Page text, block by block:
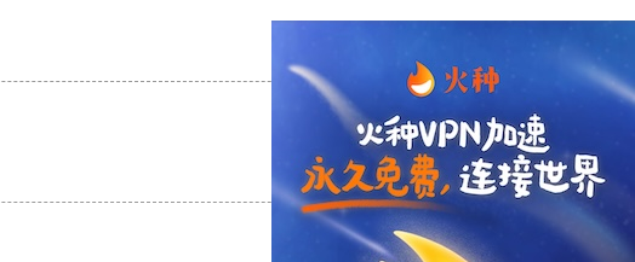
支持 [0] 反对[0]